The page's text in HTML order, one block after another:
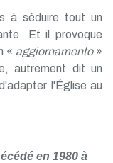
à séduire tout un
Et il provoque
« aggiornamento»
autrement dit un
l'Église au
en 1980 à